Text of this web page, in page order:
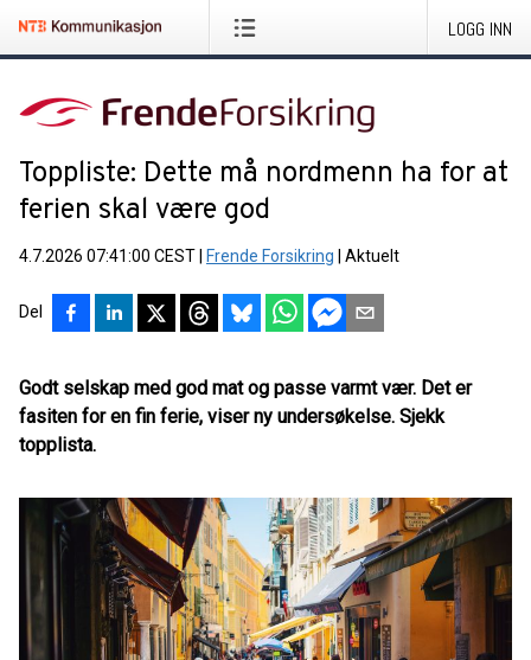
LOGG INN
Toppliste: Dette må nordmenn ha for at
ferien skal være god
4.7.2026 07:41:00 CEST Frende Forsikring Aktuelt
Del
Godt selskap med god mat og passe varmt vær. Det er
fasiten for en fin ferie, viser ny undersøkelse. Sjekk
topplista.